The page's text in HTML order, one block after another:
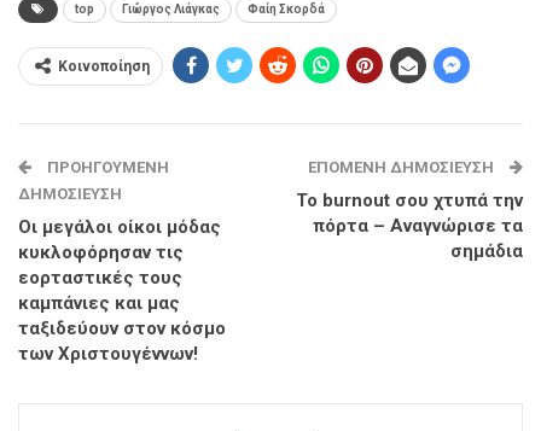
top Γιώργος Λιάγκας Φαίη Σκορδά
Κοινοποίηση
ΠΡΟΗΓΟΎΜΕΝΗ
ΔΗΜΟΣΊΕΥΣΗ
Οι μεγάλοι οίκοι μόδας
κυκλοφόρησαν τις
εορταστικές τους
καμπάνιες και μας
ταξιδεύουν στον κόσμο
των Χριστουγέννων!
ΕΠΌΜΕΝΗ ΔΗΜΟΣΊΕΥΣΗ
Το burnout σου χτυπά την
πόρτα – Αναγνώρισε τα
σημάδια